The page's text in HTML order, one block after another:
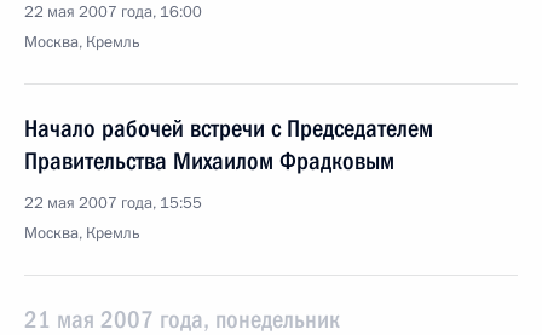
22 мая 2007 года, 16:00
Москва, Кремль
Начало рабочей встречи с Председателем
Правительства Михаилом Фрадковым
22 мая 2007 года, 15:55
Москва, Кремль
21 мая 2007 года, понедельник